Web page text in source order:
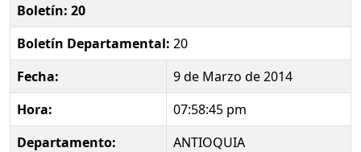
Boletín: 20
Boletín Departamental: 20
Fecha:
9 de Marzo de 2014
Hora:
07:58:45 pm
Departamento:
ANTIOQUIA